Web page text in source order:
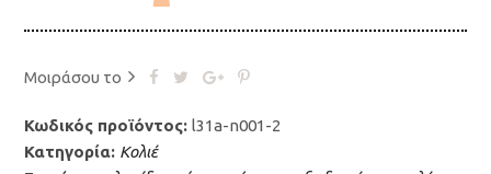
Μοιράσου το
Κωδικός προϊόντος:l31a-n001-2
Κατηγορία: Κολιέ